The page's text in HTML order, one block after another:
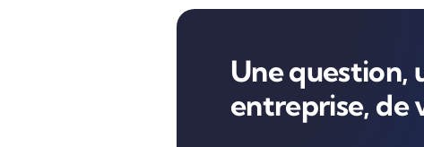
Une question,
entreprise, de